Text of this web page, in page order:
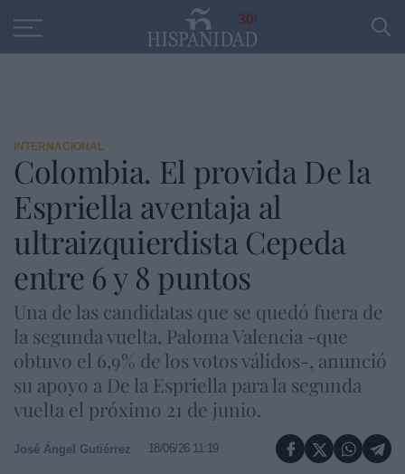
30
INTERNACIONAL
Colombia. El provida De la
Espriella aventaja al
ultraizquierdista Cepeda
entre 6 y 8 puntos
Una de las candidatas que se quedó fuera de
la segunda vuelta, Paloma Valencia -que
obtuvo el 6,9% de los votos válidos-, anunció
su apoyo a De la Espriella para la segunda
vuelta el próximo 21 de junio.
José Ángel Gutiérrez 18/06/26 11:19